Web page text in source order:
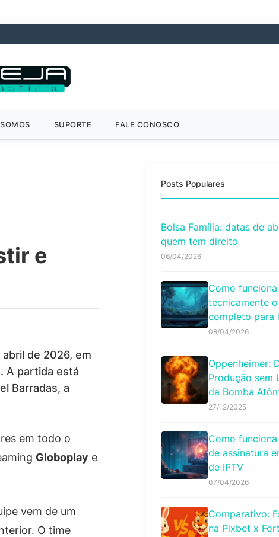
SUPORTE FALE CONOSCO
e
de 2026, em
A partida está
Barradas, a
em todo o
Globoplay e
vem de um
O time
Posts Populares
Bolsa Família: datas de
quem tem direito
06/04/2026
Como funciona
tecnicamente o
completo para
08/04/2026
Oppenheimer:
Produção sem
da Bomba
27/12/2025
Como
de assinatura
de IPTV
07/04/2026
Comparativo:
na Pixbet x